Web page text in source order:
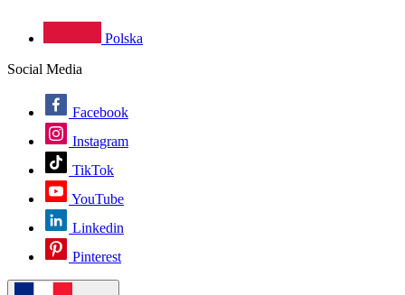
Polska
Social Media
Facebook
Instagram
TikTok
YouTube
Linkedin
Pinterest